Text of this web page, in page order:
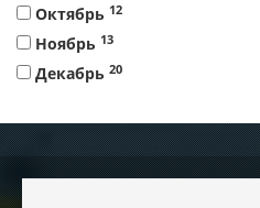
Октябрь 12
Ноябрь 13
Декабрь 20